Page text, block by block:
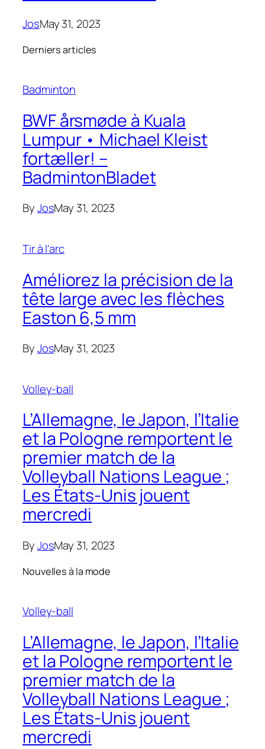
JosMay 31, 2023
Derniers articles
Badminton
BWF årsmøde à Kuala
Lumpur • Michael Kleist
fortæller! –
BadmintonBladet
ByJosMay 31, 2023
Tir à l'arc
Améliorez la précision de la
tête large avec les flèches
Easton 6,5 mm
ByJosMay 31, 2023
Volley-ball
L’Allemagne, le Japon, l’Italie
et la Pologne remportent le
premier match de la
Volleyball Nations League ;
Les États-Unis jouent
mercredi
ByJosMay 31, 2023
Nouvelles à la mode
Volley-ball
L’Allemagne, le Japon, l’Italie
et la Pologne remportent le
premier match de la
Volleyball Nations League ;
Les États-Unis jouent
mercredi